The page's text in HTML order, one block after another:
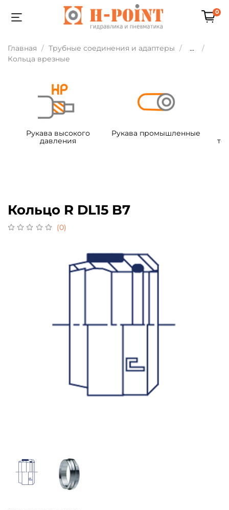
0
Главная Трубные соединения и адаптеры
...
Кольца врезные
Рукава высокого
давления
Рукава промышленные
Кольцо R DL15 B7
(0)